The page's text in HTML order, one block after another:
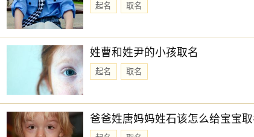
起名 取名
姓曹和姓尹的小孩取名
起名 取名
爸爸姓唐妈妈姓石该怎么给宝宝